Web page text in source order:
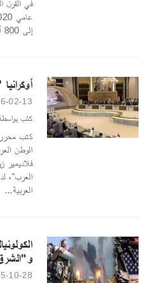
في القرن
إلى 800 ألف شخص من...
02-13
كتب
كتب
الوطن
فلاديمير
العرب"،
العربية...
10-28